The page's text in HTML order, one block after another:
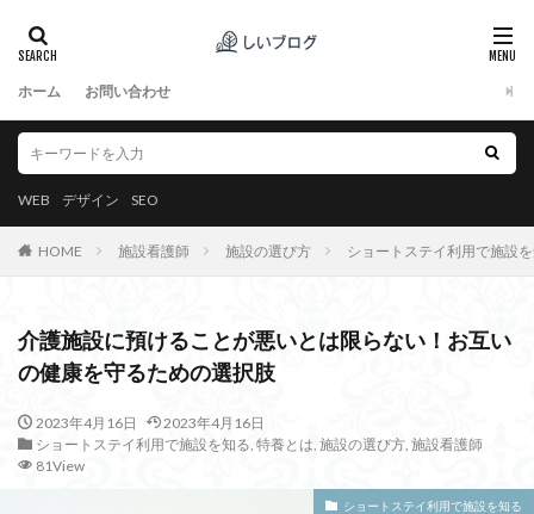
ホーム お問い合わせ
WEB デザイン SEO
HOME 施設看護師 施設の選び方 ショートステイ利用で施設
介護施設に預けることが悪いとは限らない！お互い
の健康を守るための選択肢
2023年4月16日
2023年4月16日
ショートステイ利用で施設を知る, 特養とは, 施設の選び方, 施設看護師
81View
ショートステイ利用で施設を知る